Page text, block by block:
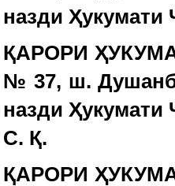
назди Ҳукумати
ҚАРОРИ
№ 37, ш.
назди
С. Қ.
ҚАРОРИ